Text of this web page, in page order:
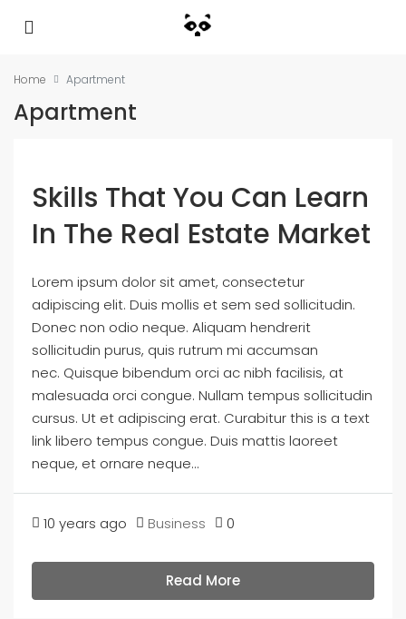
Home Apartment
Apartment
Skills That You Can Learn
In The Real Estate Market
Lorem ipsum dolor sit amet, consectetur
adipiscing elit. Duis mollis et sem sed sollicitudin.
Donec non odio neque. Aliquam hendrerit
sollicitudin purus, quis rutrum mi accumsan
nec. Quisque bibendum orci ac nibh facilisis, at
malesuada orci congue. Nullam tempus sollicitudin
cursus. Ut et adipiscing erat. Curabitur this is a text
link libero tempus congue. Duis mattis laoreet
neque, et ornare neque...
10 years ago Business 0
Read More